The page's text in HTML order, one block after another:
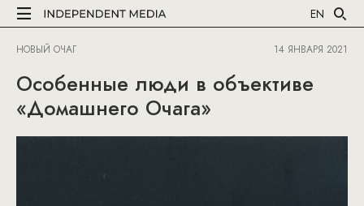
EN
НОВЫЙ ОЧАГ 14 ЯНВАРЯ 2021
Особенные люди в объективе
«Домашнего Очага»